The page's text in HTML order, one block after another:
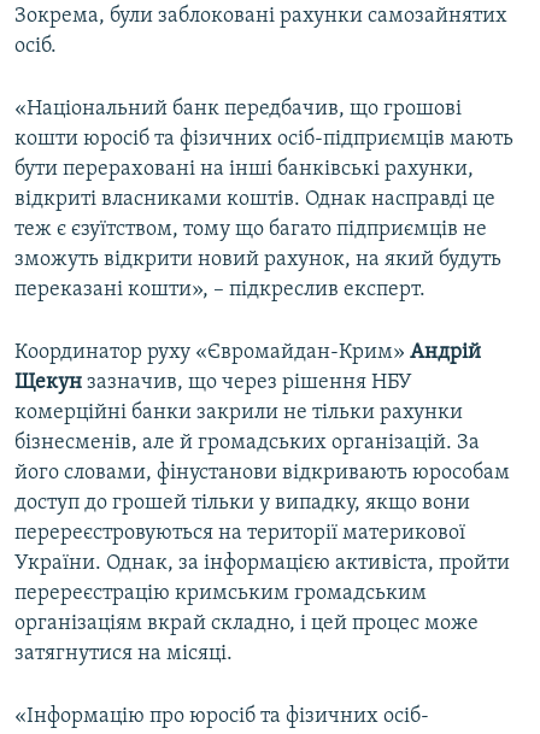
Зокрема, були заблоковані рахунки самозайнятих
осіб.
«Національний банк передбачив, що грошові
кошти юросіб та фізичних осіб-підприємців мають
бути перераховані на інші банківські рахунки,
відкриті власниками коштів. Однак насправді це
теж є єзуїтством, тому що багато підприємців не
зможуть відкрити новий рахунок, на який будуть
переказані кошти», – підкреслив експерт.
Координатор руху «Євромайдан-Крим» Андрій
Щекун зазначив, що через рішення НБУ
комерційні банки закрили не тільки рахунки
бізнесменів, але й громадських організацій. За
його словами, фінустанови відкривають юрособам
доступ до грошей тільки у випадку, якщо вони
перереєстровуються на території материкової
України. Однак, за інформацією активіста, пройти
перереєстрацію кримським громадським
організаціям вкрай складно, і цей процес може
затягнутися на місяці.
«Інформацію про юросіб та фізичних осіб-